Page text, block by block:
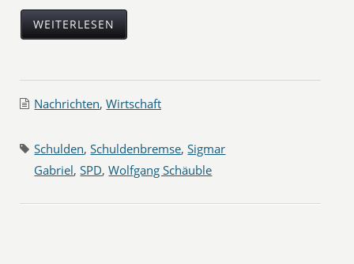
WEITERLESEN
Nachrichten,Wirtschaft
Schulden,Schuldenbremse,Sigmar
Gabriel,SPD,Wolfgang Schäuble